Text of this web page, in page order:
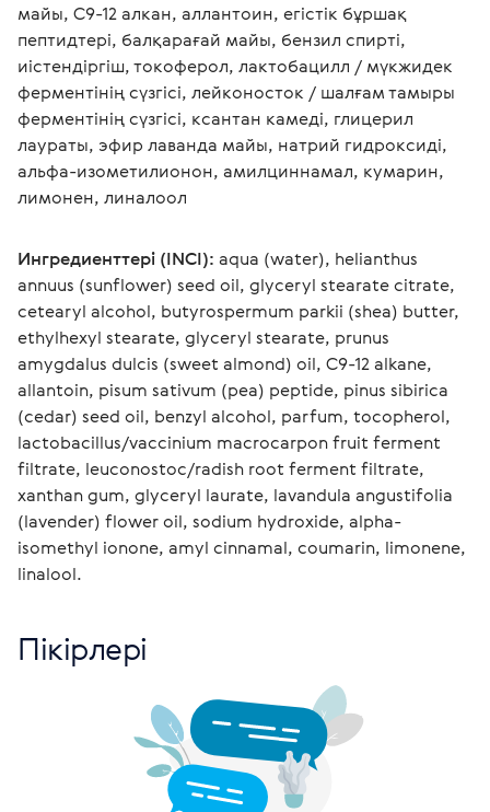
майы, С9-12 алкан, аллантоин, егістік бұршақ
пептидтері, балқарағай майы, бензил спирті,
иістендіргіш, токоферол, лактобацилл / мүкжидек
ферментінің сүзгісі, лейконосток / шалғам тамыры
ферментінің сүзгісі, ксантан камеді, глицерил
лаураты, эфир лаванда майы, натрий гидроксиді,
альфа-изометилионон, амилциннамал, кумарин,
лимонен, линалоол
Ингредиенттері (INCI): aqua (water), helianthus
annuus (sunflower) seed oil, glyceryl stearate citrate,
cetearyl alcohol, butyrospermum parkii (shea) butter,
ethylhexyl stearate, glyceryl stearate, prunus
amygdalus dulcis (sweet almond) oil, C9-12 alkane,
allantoin, pisum sativum (pea) peptide, pinus sibirica
(cedar) seed oil, benzyl alcohol, parfum, tocopherol,
lactobacillus/vaccinium macrocarpon fruit ferment
filtrate, leuconostoc/radish root ferment filtrate,
xanthan gum, glyceryl laurate, lavandula angustifolia
(lavender) flower oil, sodium hydroxide, alpha-
isomethyl ionone, amyl cinnamal, coumarin, limonene,
linalool.
Пікірлері